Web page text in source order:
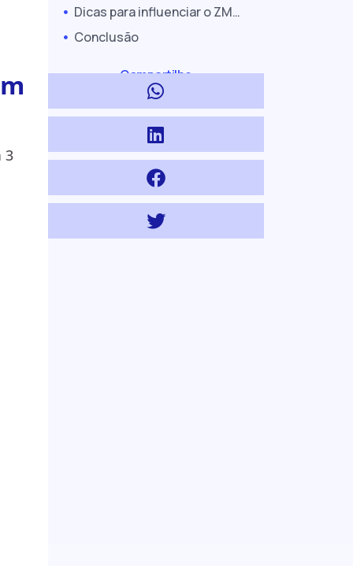
3
Compartilhe
Dicas para influenciar o ZMOT e atrair mais clientes
Conclusão